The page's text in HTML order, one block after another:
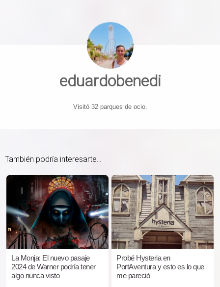
eduardobenedi
Visitó 32 parques de ocio.
También podría interesarte...
La Monja: El nuevo pasaje
2024 de Warner podría tener
algo nunca visto
Probé Hysteria en
PortAventura y esto es lo que
me pareció